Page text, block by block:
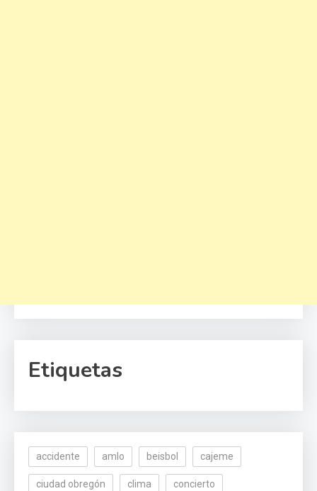
Etiquetas
accidente amlo beisbol cajeme
ciudad obregón clima concierto